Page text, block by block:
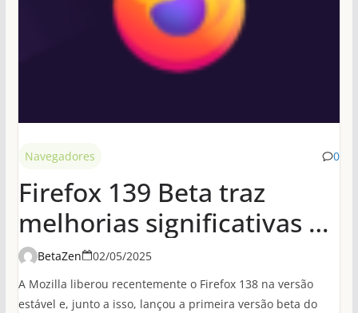
Navegadores 0
Firefox 139 Beta traz
melhorias significativas de
desempenho em
conexões HTTP/3
BetaZen
02/05/2025
A Mozilla liberou recentemente o Firefox 138 na versão
estável e, junto a isso, lançou a primeira versão beta do